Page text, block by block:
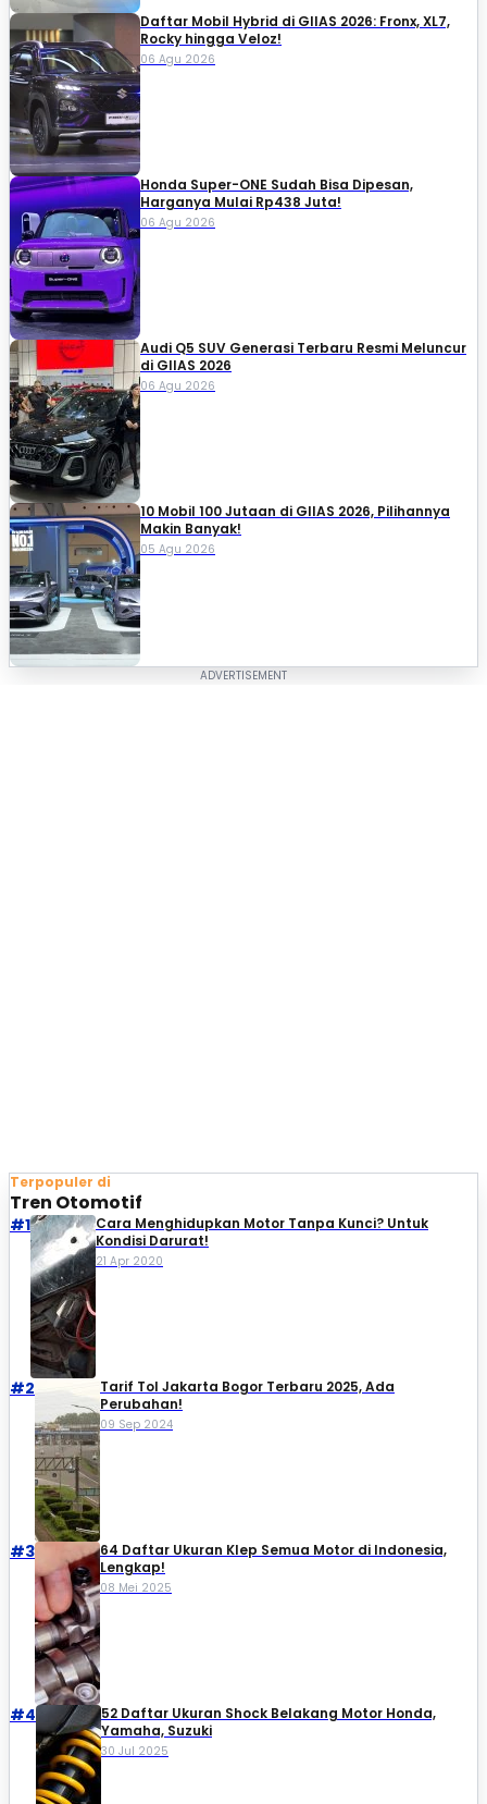
Daftar Mobil Hybrid di GIIAS 2026: Fronx, XL7,
Rocky hingga Veloz!
06 Agu 2026
Honda Super-ONE Sudah Bisa Dipesan,
Harganya Mulai Rp438 Juta!
06 Agu 2026
Audi Q5 SUV Generasi Terbaru Resmi Meluncur
di GIIAS 2026
06 Agu 2026
10 Mobil 100 Jutaan di GIIAS 2026, Pilihannya
Makin Banyak!
05 Agu 2026
Terpopuler di
Tren Otomotif
#1
Cara Menghidupkan Motor Tanpa Kunci? Untuk
Kondisi Darurat!
21 Apr 2020
#2
Tarif Tol Jakarta Bogor Terbaru 2025, Ada
Perubahan!
09 Sep 2024
#3
64 Daftar Ukuran Klep Semua Motor di Indonesia,
Lengkap!
08 Mei 2025
#4
52 Daftar Ukuran Shock Belakang Motor Honda,
Yamaha, Suzuki​
30 Jul 2025